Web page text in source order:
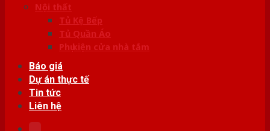
Nội thất
Tủ Kệ Bếp
Tủ Quần Áo
Phụ kiện cửa nhà tắm
Báo giá
Dự án thực tế
Tin tức
Liên hệ